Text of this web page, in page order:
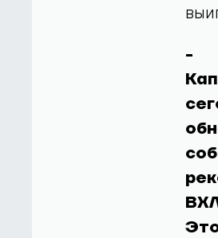
-